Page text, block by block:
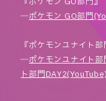
―ポケモン GO部門
『ポケモンユナイト部
―ポケモンユナイト
ト部門